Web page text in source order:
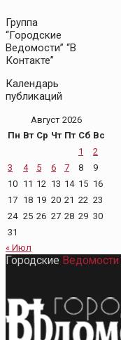
Группа
“Городские
Ведомости” “В
Контакте”
Календарь
публикаций
Август 2026
Пн Вт Ср Чт Пт Сб Вс
1
2
3
4 5 6 7 8
9
10 11 12 13 14 15 16
17 18 19 20 21 22 23
24 25 26 27 28 29 30
31
« Июл
Городские Ведомости